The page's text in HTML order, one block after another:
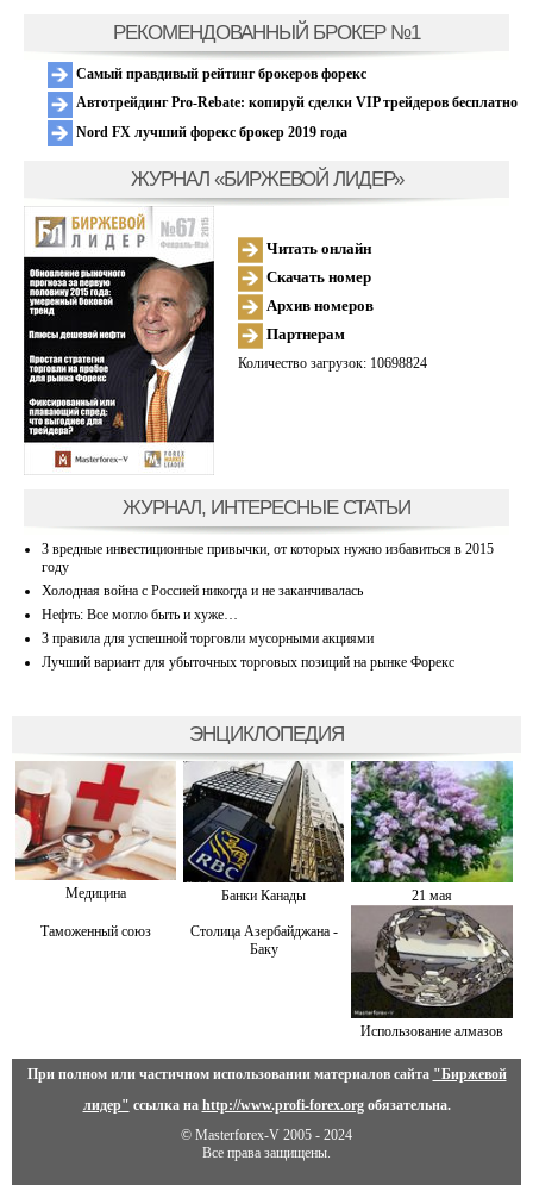
РЕКОМЕНДОВАННЫЙ БРОКЕР №1
Самый правдивый рейтинг брокеров форекс
Автотрейдинг Pro-Rebate: копируй сделки VIP трейдеров бесплатно
Nord FX лучший форекс брокер 2019 года
ЖУРНАЛ «БИРЖЕВОЙ ЛИДЕР»
Читать онлайн
Скачать номер
Архив номеров
Партнерам
Количество загрузок: 10698824
ЖУРНАЛ, ИНТЕРЕСНЫЕ СТАТЬИ
3 вредные инвестиционные привычки, от которых нужно избавиться в 2015
году
Холодная война с Россией никогда и не заканчивалась
Нефть: Все могло быть и хуже…
3 правила для успешной торговли мусорными акциями
Лучший вариант для убыточных торговых позиций на рынке Форекс
ЭНЦИКЛОПЕДИЯ
Медицина Банки Канады 21 мая
Таможенный союз
Столица Азербайджана -
Баку
Использование алмазов
При полном или частичном использовании материалов сайта "Биржевой
лидер" ссылка на http://www.profi-forex.orgобязательна.
© Masterforex-V 2005 - 2024
Все права защищены.